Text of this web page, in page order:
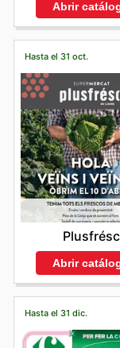
Abrir
Hasta el 31 oct.
Plusfrésc
Abrir
Hasta el 31 dic.